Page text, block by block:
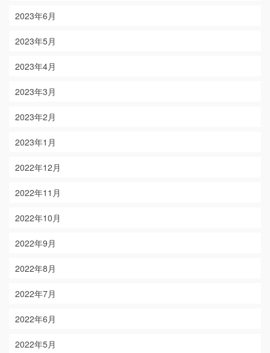
2023年6月
2023年5月
2023年4月
2023年3月
2023年2月
2023年1月
2022年12月
2022年11月
2022年10月
2022年9月
2022年8月
2022年7月
2022年6月
2022年5月